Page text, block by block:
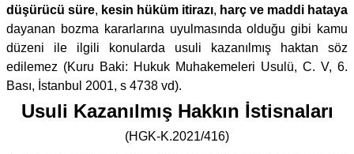
düşürücü süre, kesin hüküm itirazı, harç ve maddi hataya
dayanan bozma kararlarına uyulmasında olduğu gibi kamu
düzeni ile ilgili konularda usuli kazanılmış haktan söz
edilemez (Kuru Baki: Hukuk Muhakemeleri Usulü, C. V, 6.
Bası, İstanbul 2001, s 4738 vd).
Usuli Kazanılmış Hakkın İstisnaları
(HGK-K.2021/416)